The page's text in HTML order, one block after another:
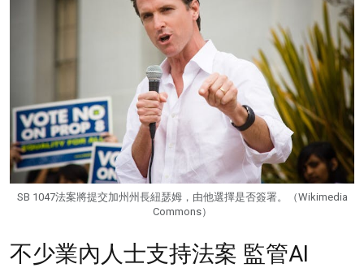
SB 1047法案將提交加州州長紐瑟姆，由他選擇是否簽署。（Wikimedia
Commons）
不少業內人士支持法案 監管AI